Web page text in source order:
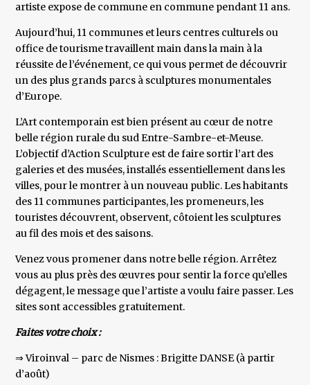
artiste expose de commune en commune pendant 11 ans.
Aujourd’hui, 11 communes et leurs centres culturels ou
office de tourisme travaillent main dans la main à la
réussite de l’événement, ce qui vous permet de découvrir
un des plus grands parcs à sculptures monumentales
d’Europe.
L’Art contemporain est bien présent au cœur de notre
belle région rurale du sud Entre-Sambre-et-Meuse.
L’objectif d’Action Sculpture est de faire sortir l’art des
galeries et des musées, installés essentiellement dans les
villes, pour le montrer à un nouveau public. Les habitants
des 11 communes participantes, les promeneurs, les
touristes découvrent, observent, côtoient les sculptures
au fil des mois et des saisons.
Venez vous promener dans notre belle région. Arrêtez
vous au plus près des œuvres pour sentir la force qu’elles
dégagent, le message que l’artiste a voulu faire passer. Les
sites sont accessibles gratuitement.
Faites votre choix :
⇒ Viroinval – parc de Nismes : Brigitte DANSE (à partir
d’août)